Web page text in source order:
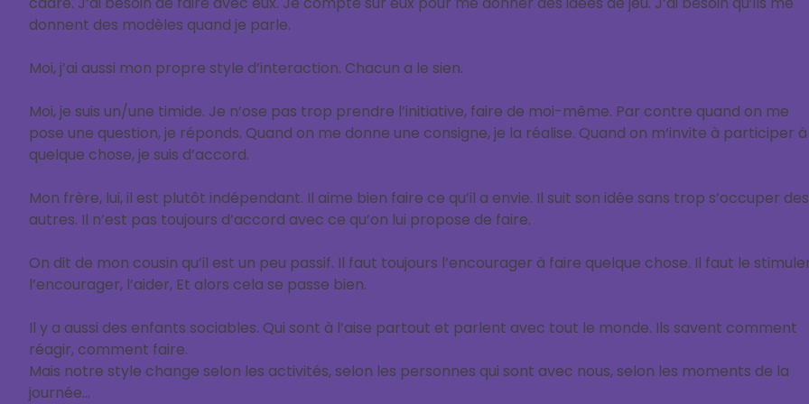
donnent des modèles quand je parle.
Moi, j’ai aussi mon propre style d’interaction. Chacun a le sien.
Moi, je suis un/une timide. Je n’ose pas trop prendre l’initiative, faire de moi-même. Par contre quand on me
pose une question, je réponds. Quand on me donne une consigne, je la réalise. Quand on m‘invite à participer à
quelque chose, je suis d’accord.
Mon frère, lui, il est plutôt indépendant. Il aime bien faire ce qu’il a envie. Il suit son idée sans trop s’occuper des
autres. Il n’est pas toujours d’accord avec ce qu’on lui propose de faire.
On dit de mon cousin qu’il est un peu passif. Il faut toujours l’encourager à faire quelque chose. Il faut le
l’encourager, l’aider, Et alors cela se passe bien.
Il y a aussi des enfants sociables. Qui sont à l’aise partout et parlent avec tout le monde. Ils savent comment
réagir, comment faire.
Mais notre style change selon les activités, selon les personnes qui sont avec nous, selon les moments de la
journée…